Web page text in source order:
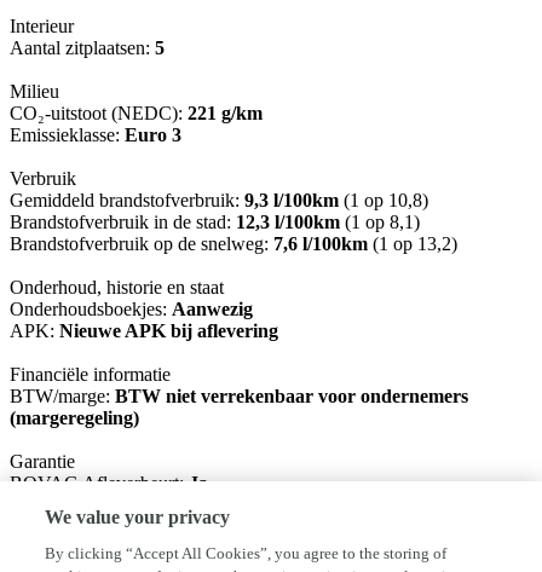
Interieur
Aantal zitplaatsen: 5
Milieu
CO₂-uitstoot (NEDC): 221 g/km
Emissieklasse: Euro 3
Verbruik
Gemiddeld brandstofverbruik: 9,3 l/100km (1 op 10,8)
Brandstofverbruik in de stad: 12,3 l/100km (1 op 8,1)
Brandstofverbruik op de snelweg: 7,6 l/100km (1 op 13,2)
Onderhoud, historie en staat
Onderhoudsboekjes: Aanwezig
APK: Nieuwe APK bij aflevering
Financiële informatie
BTW/marge: BTW niet verrekenbaar voor ondernemers
(margeregeling)
Garantie
BOVAG Afleverbeurt:Ja
Basis pakket: Nieuwe APK, vloeistoffen controle. (inbegrepen)
Rodam pakket: Nieuwe APK, servicebeurt, 1/2 tank brandstof en 3
We value your privacy
By clicking “Accept All Cookies”, you agree to the storing of